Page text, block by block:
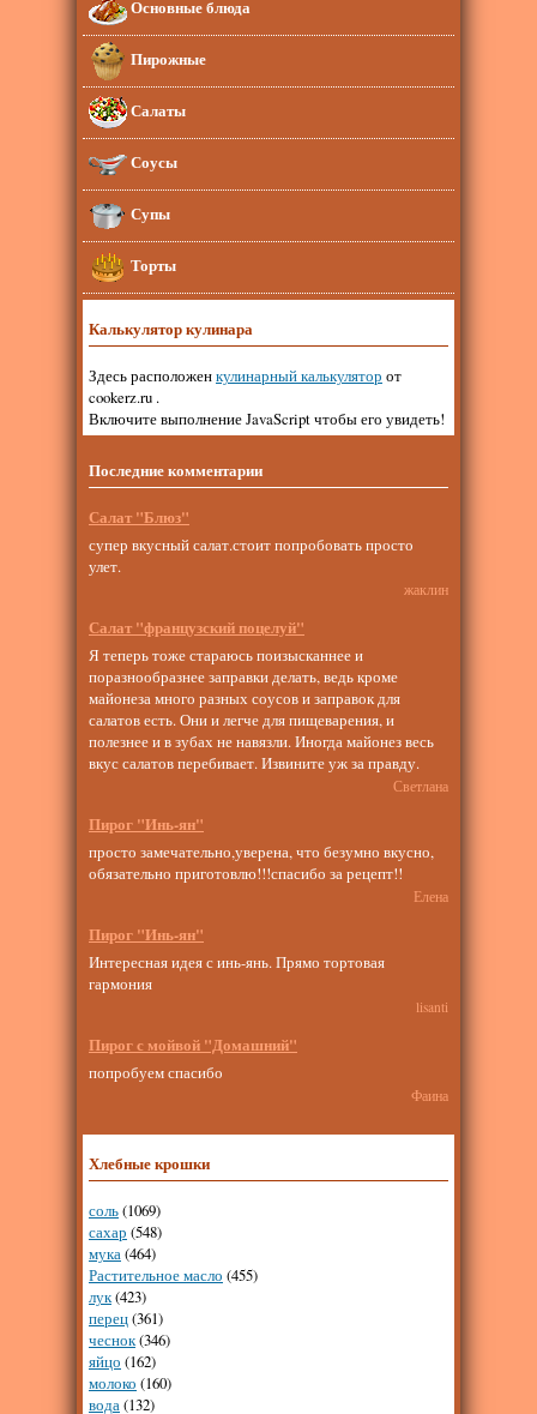
Основные блюда
Пирожные
Салаты
Соусы
Супы
Торты
Калькулятор кулинара
Здесь расположенкулинарный калькулятор от
cookerz.ru .
Включите выполнение JavaScript чтобы его увидеть!
Последние комментарии
Салат "Блюз"
супер вкусный салат.стоит попробовать просто
улет.
жаклин
Салат "французский поцелуй"
Я теперь тоже стараюсь поизысканнее и
поразнообразнее заправки делать, ведь кроме
майонеза много разных соусов и заправок для
салатов есть. Они и легче для пищеварения, и
полезнее и в зубах не навязли. Иногда майонез весь
вкус салатов перебивает. Извините уж за правду.
Светлана
Пирог "Инь-ян"
просто замечательно,уверена, что безумно вкусно,
обязательно приготовлю!!!спасибо за рецепт!!
Елена
Пирог "Инь-ян"
Интересная идея с инь-янь. Прямо тортовая
гармония
lisanti
Пирог с мойвой "Домашний"
попробуем спасибо
Фаина
Хлебные крошки
соль(1069)
сахар (548)
мука(464)
Растительное масло (455)
лук(423)
перец(361)
чеснок(346)
яйцо (162)
молоко (160)
вода(132)